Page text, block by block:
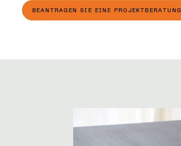
BEANTRAGEN SIE EINE PROJEKTBERATUNG